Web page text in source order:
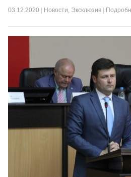
03.12.2020 Новости, Эксклюзив